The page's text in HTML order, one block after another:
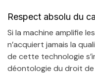
Respect absolu du
Si la machine amplifie
n’acquiert jamais la
de cette technologie
déontologie du droit de